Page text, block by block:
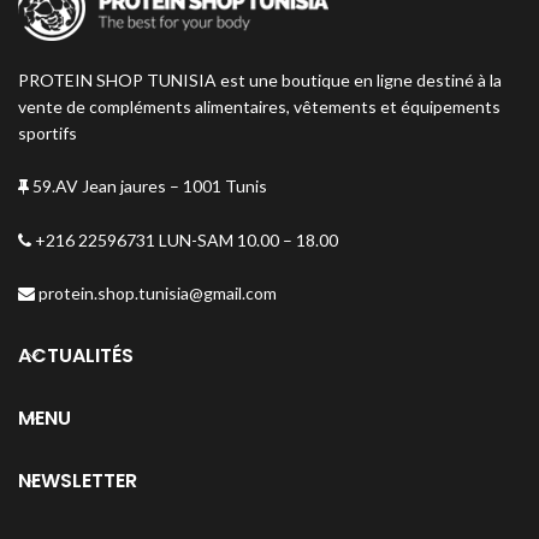
PROTEIN SHOP TUNISIA est une boutique en ligne destiné à la
vente de compléments alimentaires, vêtements et équipements
sportifs
59.AV Jean jaures – 1001 Tunis
+216 22596731 LUN-SAM 10.00 – 18.00
protein.shop.tunisia@gmail.com
ACTUALITÉS
MENU
NEWSLETTER